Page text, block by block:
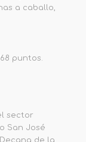
a caballo,
puntos.
sector
San José
de la